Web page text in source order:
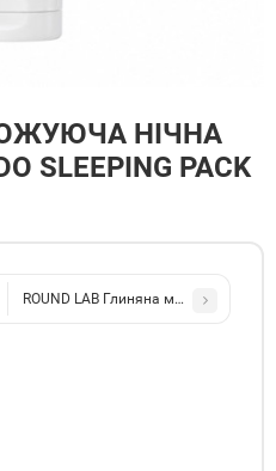
НІЧНА
SLEEPING PACK
крем з морською водою 1025 Dokdo
ROUND LAB Глиняна маска (тюба)